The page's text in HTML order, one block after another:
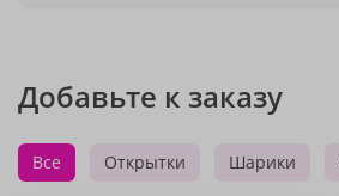
Добавьте к заказу
Все Открытки Шарики